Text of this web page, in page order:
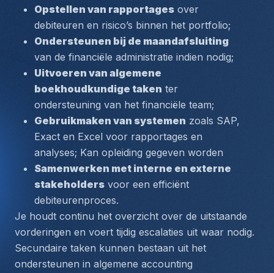
Opstellen van rapportages over
debiteuren en risico’s binnen het portfolio;
Ondersteunen bij de maandafsluiting
van de financiële administratie indien nodig;
Uitvoeren van algemene
boekhoudkundige taken ter
ondersteuning van het financiële team;
Gebruikmaken van systemen zoals SAP,
Exact en Excel voor rapportages en
analyses; Kan opleiding gegeven worden
Samenwerken met interne en externe
stakeholders voor een efficiënt
debiteurenproces.
Je houdt continu het overzicht over de uitstaande
vorderingen en voert tijdig escalaties uit waar nodig.
Secundaire taken kunnen bestaan uit het
ondersteunen in algemene accounting